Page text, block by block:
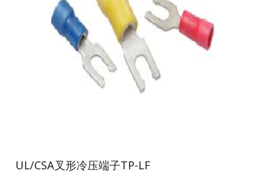
UL/CSA叉形冷压端子TP-LF